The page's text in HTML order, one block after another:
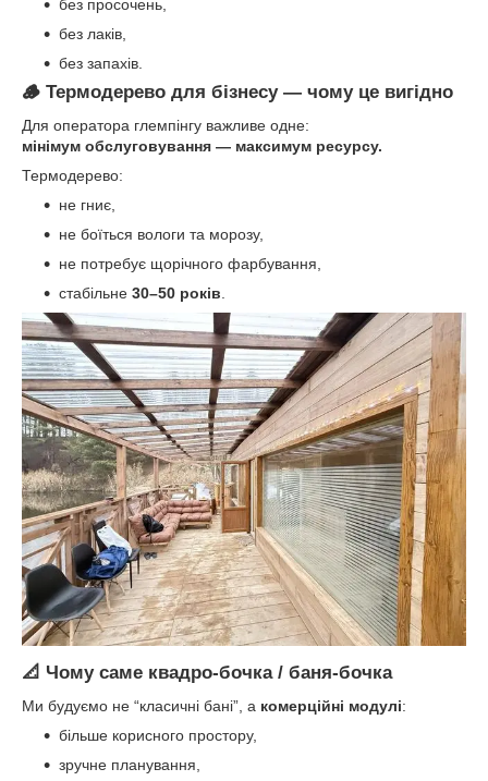
без просочень,
без лаків,
без запахів.
🪵 Термодерево для бізнесу — чому це вигідно
Для оператора глемпінгу важливе одне:
мінімум обслуговування — максимум ресурсу.
Термодерево:
не гниє,
не боїться вологи та морозу,
не потребує щорічного фарбування,
стабільне 30–50 років
📐 Чому саме квадро-бочка / баня-бочка
Ми будуємо не “класичні бані”, а комерційні модулі:
більше корисного простору,
зручне планування,